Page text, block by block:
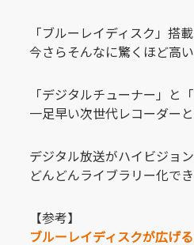
「ブルーレイディスク」搭
今さらそんなに驚くほど高
「デジタルチューナー」と
一足早い次世代レコーダー
デジタル放送がハイビジョ
どんどんライブラリー化で
【参考】
ブルーレイディスクが広げ